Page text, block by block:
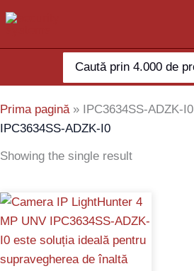
Skip
to
content
for:
Prima pagină» IPC3634SS-ADZK-I0
IPC3634SS-ADZK-I0
Showing the single result